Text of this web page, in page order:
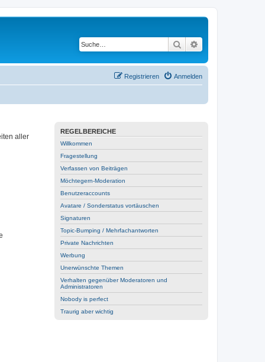
Suche
Anmelden
Registrieren
REGELBEREICHE
Willkommen
Fragestellung
Verfassen von Beiträgen
Möchtegern-Moderation
Benutzeraccounts
Avatare / Sonderstatus vortäuschen
Signaturen
Topic-Bumping / Mehrfachantworten
Private Nachrichten
Werbung
Unerwünschte Themen
Verhalten gegenüber Moderatoren und
Administratoren
Nobody is perfect
Traurig aber wichtig
aller